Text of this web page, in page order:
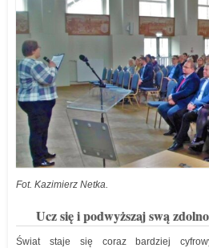
Fot. Kazimierz Netka.
Ucz się i podwyższaj swą
Świat staje się coraz bardziej